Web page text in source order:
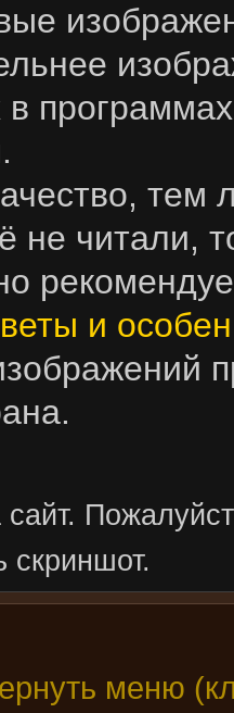
тем
не читали,
и
скриншот.
меню